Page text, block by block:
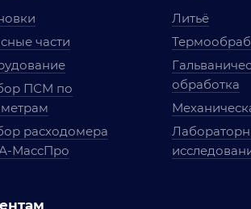
части
ПСМ по
расходомера
МассПро
Литьё
обработка